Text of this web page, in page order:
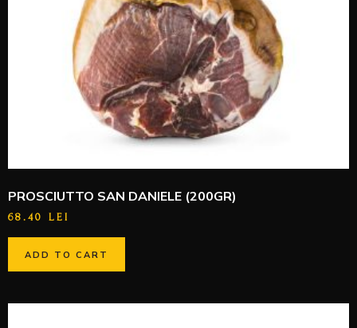
PROSCIUTTO SAN DANIELE (200GR)
68.40 LEI
ADD TO CART